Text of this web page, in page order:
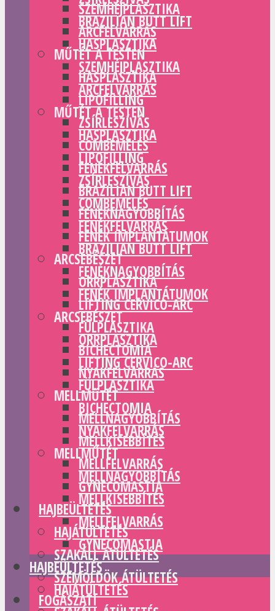
SZEMHÉJPLASZTIKA
ARCFELVARRÁS
MŰTÉT A TESTEN
HASPLASZTIKA
LIPOFILLING
ZSÍRLESZÍVÁS
COMBEMELÉS
FENÉKFELVARRÁS
BRAZILIAN BUTT LIFT
FENÉKNAGYOBBÍTÁS
FENÉK IMPLANTÁTUMOK
ARCSEBÉSZET
ORRPLASZTIKA
LIFTING CERVICO-ARC
FÜLPLASZTIKA
BICHECTOMIA
NYAKFELVARRÁS
MELLMŰTÉT
MELLNAGYOBBÍTÁS
MELLKISEBBÍTÉS
MELLFELVARRÁS
GYNECOMASTIA
HAJBEÜLTETÉS
HAJÁTÜLTETÉS
SZAKÁLL ÁTÜLTETÉS
SZEMÖLDÖK ÁTÜLTETÉS
FOGÁSZATI
BRAZILIAN BUTT LIFT
HASPLASZTIKA
SZEMHÉJPLASZTIKA
ARCFELVARRÁS
MŰTÉT A TESTEN
HASPLASZTIKA
LIPOFILLING
ZSÍRLESZÍVÁS
COMBEMELÉS
FENÉKFELVARRÁS
BRAZILIAN BUTT LIFT
FENÉKNAGYOBBÍTÁS
FENÉK IMPLANTÁTUMOK
ARCSEBÉSZET
ORRPLASZTIKA
LIFTING CERVICO-ARC
FÜLPLASZTIKA
BICHECTOMIA
NYAKFELVARRÁS
MELLMŰTÉT
MELLNAGYOBBÍTÁS
MELLKISEBBÍTÉS
MELLFELVARRÁS
GYNECOMASTIA
HAJBEÜLTETÉS
HAJÁTÜLTETÉS